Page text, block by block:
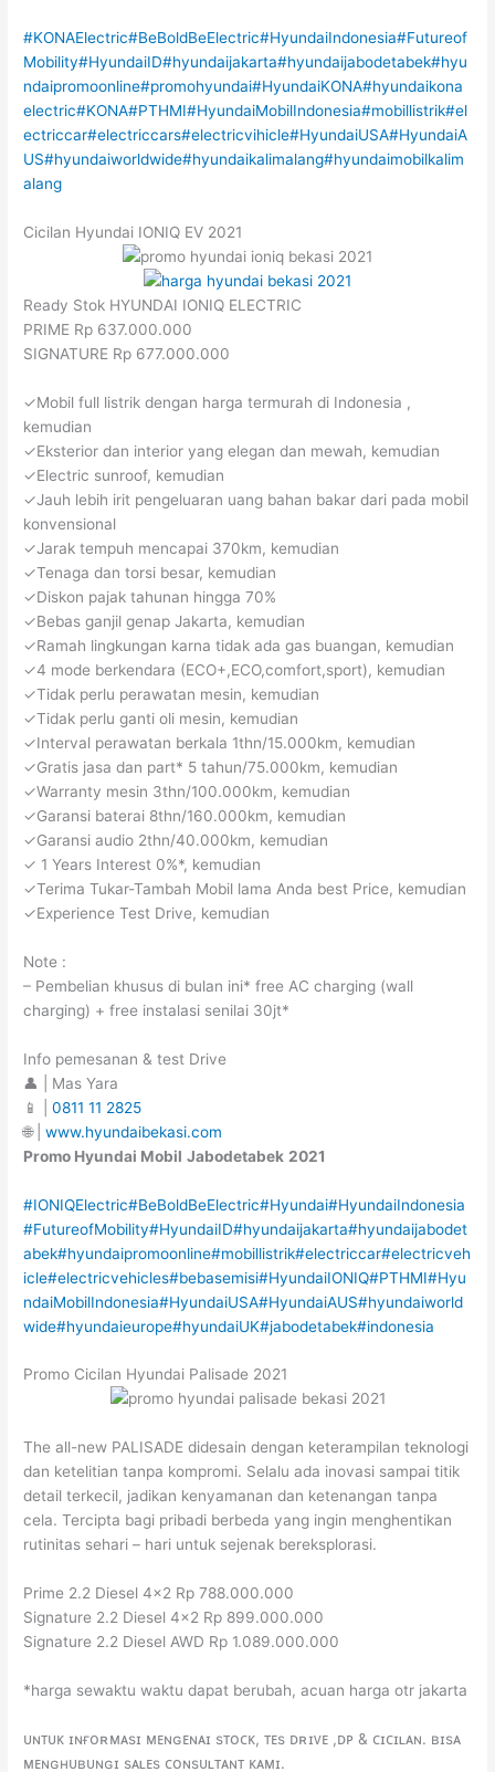
#KONAElectric#BeBoldBeElectric#HyundaiIndonesia#Futureof
Mobility#HyundaiID#hyundaijakarta#hyundaijabodetabek#hyu
ndaipromoonline#promohyundai#HyundaiKONA#hyundaikona
electric#KONA#PTHMI#HyundaiMobilIndonesia#mobillistrik#el
ectriccar#electriccars#electricvihicle#HyundaiUSA#HyundaiA
US#hyundaiworldwide#hyundaikalimalang#hyundaimobilkalim
alang
Cicilan Hyundai IONIQ EV 2021
Ready Stok HYUNDAI IONIQ ELECTRIC
PRIME Rp 637.000.000
SIGNATURE Rp 677.000.000
✓Mobil full listrik dengan harga termurah di Indonesia ,
kemudian
✓Eksterior dan interior yang elegan dan mewah, kemudian
✓Electric sunroof, kemudian
✓Jauh lebih irit pengeluaran uang bahan bakar dari pada mobil
konvensional
✓Jarak tempuh mencapai 370km, kemudian
✓Tenaga dan torsi besar, kemudian
✓Diskon pajak tahunan hingga 70%
✓Bebas ganjil genap Jakarta, kemudian
✓Ramah lingkungan karna tidak ada gas buangan, kemudian
✓4 mode berkendara (ECO+,ECO,comfort,sport), kemudian
✓Tidak perlu perawatan mesin, kemudian
✓Tidak perlu ganti oli mesin, kemudian
✓Interval perawatan berkala 1thn/15.000km, kemudian
✓Gratis jasa dan part* 5 tahun/75.000km, kemudian
✓Warranty mesin 3thn/100.000km, kemudian
✓Garansi baterai 8thn/160.000km, kemudian
✓Garansi audio 2thn/40.000km, kemudian
✓ 1 Years Interest 0%*, kemudian
✓Terima Tukar-Tambah Mobil lama Anda best Price, kemudian
✓Experience Test Drive, kemudian
Note :
– Pembelian khusus di bulan ini* free AC charging (wall
charging) + free instalasi senilai 30jt*
Info pemesanan & test Drive
👤 | Mas Yara
📱 |0811 11 2825
🌐 |www.hyundaibekasi.com
Promo Hyundai Mobil Jabodetabek 2021
#IONIQElectric#BeBoldBeElectric#Hyundai#HyundaiIndonesia
#FutureofMobility#HyundaiID#hyundaijakarta#hyundaijabodet
abek#hyundaipromoonline#mobillistrik#electriccar#electricveh
icle#electricvehicles#bebasemisi#HyundaiIONIQ#PTHMI#Hyu
ndaiMobilIndonesia#HyundaiUSA#HyundaiAUS#hyundaiworld
wide#hyundaieurope#hyundaiUK#jabodetabek#indonesia
Promo Cicilan Hyundai Palisade 2021
The all-new PALISADE didesain dengan keterampilan teknologi
dan ketelitian tanpa kompromi. Selalu ada inovasi sampai titik
detail terkecil, jadikan kenyamanan dan ketenangan tanpa
cela. Tercipta bagi pribadi berbeda yang ingin menghentikan
rutinitas sehari – hari untuk sejenak bereksplorasi.
Prime 2.2 Diesel 4×2 Rp 788.000.000
Signature 2.2 Diesel 4×2 Rp 899.000.000
Signature 2.2 Diesel AWD Rp 1.089.000.000
*harga sewaktu waktu dapat berubah, acuan harga otr jakarta
ᴜɴᴛᴜᴋ ɪɴғᴏʀᴍᴀsɪ ᴍᴇɴɢᴇɴᴀɪ sᴛᴏᴄᴋ, ᴛᴇs ᴅʀɪᴠᴇ ,ᴅᴘ & ᴄɪᴄɪʟᴀɴ. ʙɪsᴀ
ᴍᴇɴɢʜᴜʙᴜɴɢɪ sᴀʟᴇs ᴄᴏɴsᴜʟᴛᴀɴᴛ ᴋᴀᴍɪ.